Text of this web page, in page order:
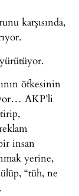
karşısında,
öfkesinin
AKP’li
insan
yerine,
“tüh, ne